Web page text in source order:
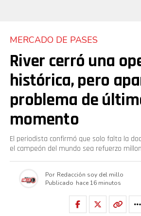
MERCADO DE PASES
River cerró una
histórica, pero
problema de
momento
El periodista confirmó que solo falta la
el campeón del mundo sea refuerzo
Por Redacción soy del millo
Publicado hace 16 minutos